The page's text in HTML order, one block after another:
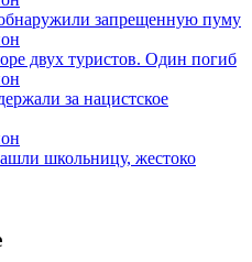
запрещенную пуму
двух туристов. Один погиб
за нацистское
школьницу, жестоко